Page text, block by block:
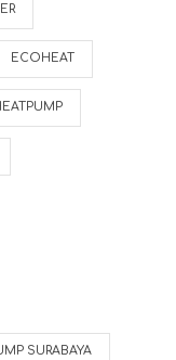
ECOHEAT
SURABAYA